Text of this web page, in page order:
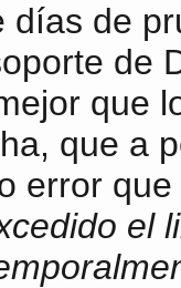
días de
de
que
que a
error
el